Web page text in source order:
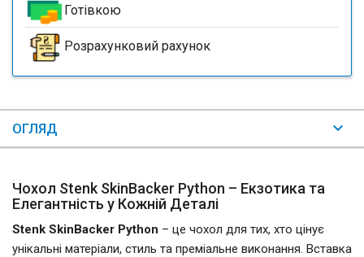
Готівкою
Розрахунковий рахунок
ОГЛЯД
Чохол Stenk SkinBacker Python – Екзотика та
Елегантність у Кожній Деталі
Stenk SkinBacker Python – це чохол для тих, хто цінує
унікальні матеріали, стиль та преміальне виконання. Вставка